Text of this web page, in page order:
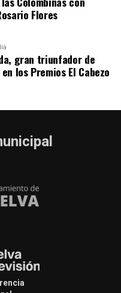
Flores
gran triunfador de
los Premios El Cabezo